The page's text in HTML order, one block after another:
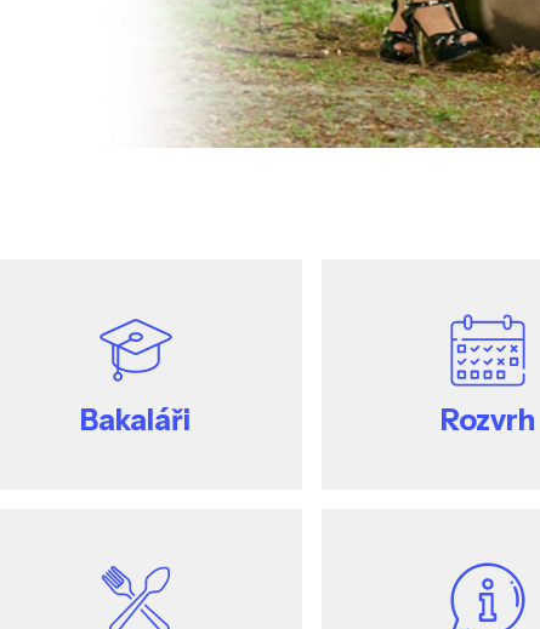
Bakaláři Rozvrh